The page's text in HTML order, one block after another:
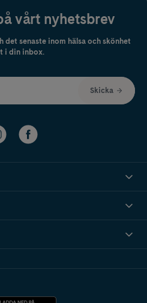
vårt nyhetsbrev
det senaste inom hälsa och skönhet
i din inbox.
Skicka